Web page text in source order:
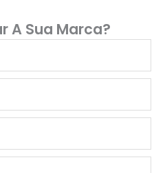
A Sua Marca?